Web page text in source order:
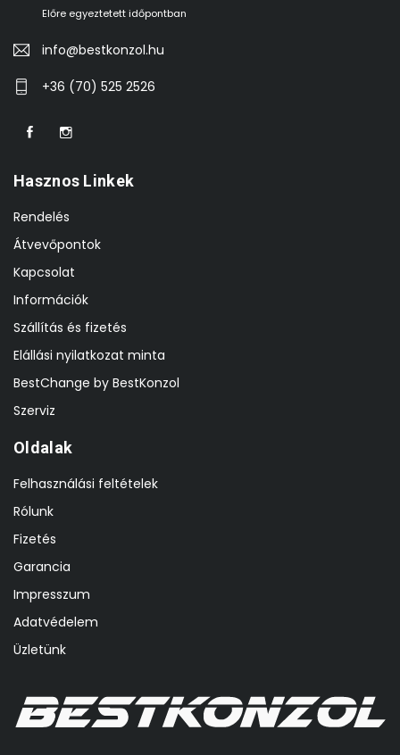
Előre egyeztetett időpontban
info@bestkonzol.hu
+36 (70) 525 2526
Hasznos Linkek
Rendelés
Átvevőpontok
Kapcsolat
Információk
Szállítás és fizetés
Elállási nyilatkozat minta
BestChange by BestKonzol
Szerviz
Oldalak
Felhasználási feltételek
Rólunk
Fizetés
Garancia
Impresszum
Adatvédelem
Üzletünk